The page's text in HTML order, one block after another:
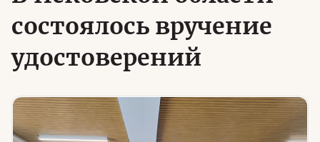
состоялось вручение
удостоверений
Стать членом Ассоциации ветеранов СВО
Ассоциация в субъектах России
Частые вопросы